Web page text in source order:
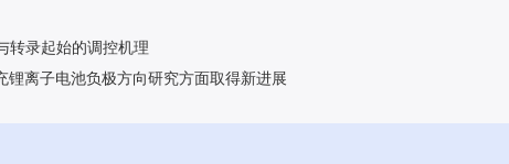
转录起始的调控机理
离子电池负极方向研究方面取得新进展